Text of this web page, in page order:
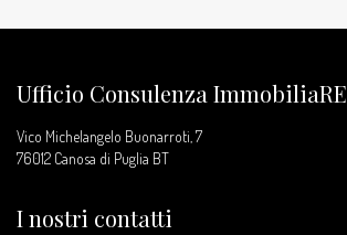
Ufficio Consulenza ImmobiliaRE
Vico Michelangelo Buonarroti, 7
76012 Canosa di Puglia BT
I nostri contatti